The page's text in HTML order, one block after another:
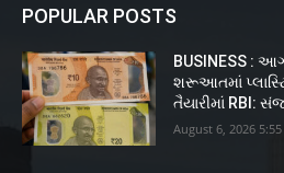
POPULAR POSTS
BUSINESS :
શરૂઆતમાં
તૈયારીમાં RBI:
August 6, 2026 5:55